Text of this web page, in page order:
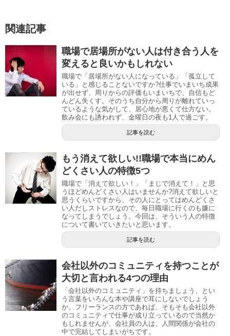
関連記事
職場で居場所がない人は付き合う人を
変えると良いかもしれない
職場で「居場所がない人になっている」「孤立して
いる」と感じることないですか?仕事でいまいち成果
が出せず、周りからの評価もいまいちで、自信もど
んどん失くす。そのうち自分から周りが離れていっ
ているような気がして、居心地が悪くて仕方ない。
飲み会にも誘われず、金曜日の夜も1人で過ごす。
記事を読む
もう消えて欲しい!!職場で本当にめん
どくさい人の特徴5つ
職場で「消えて欲しい！」「まじで消えて！」と思
うほどめんどくさい人はいませんか?消えて欲しいと
思うくらいですから、その人にとってはめんどくさ
い人だしストレスなので、毎日職場に行くのも嫌に
なってしまうでしょう。今回は、そういう人の特徴
について書いていきたいと思います。
記事を読む
会社以外のコミュニティを持つことが
大切と言われる4つの理由
「会社以外のコミュニティ」を持ちましょう、とい
う言葉をいろんな本や講座で耳にしないでしょう
か。フリーランスの方であれば、そもそも会社以外
のコミュニティで仕事が成り立っているので当然か
もしれませんが、会社員の人は、人間関係が会社の
中で完結してしまいがちです。